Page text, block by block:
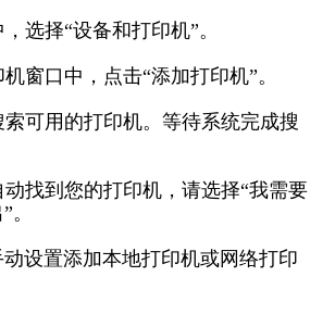
选择“设备和打印机”。
窗口中，点击“添加打印机”。
可用的打印机。等待系统完成搜
找到您的打印机，请选择“我需要
。
动设置添加本地打印机或网络打印